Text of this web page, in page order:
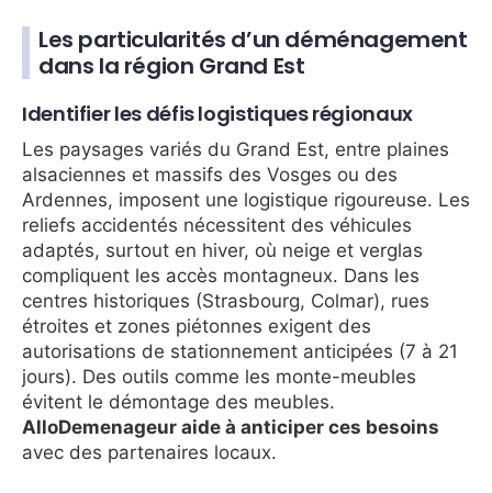
Les particularités d’un déménagement
dans la région Grand Est
Identifier les défis logistiques régionaux
Les paysages variés du Grand Est, entre plaines
alsaciennes et massifs des Vosges ou des
Ardennes, imposent une logistique rigoureuse. Les
reliefs accidentés nécessitent des véhicules
adaptés, surtout en hiver, où neige et verglas
compliquent les accès montagneux. Dans les
centres historiques (Strasbourg, Colmar), rues
étroites et zones piétonnes exigent des
autorisations de stationnement anticipées (7 à 21
jours). Des outils comme les monte-meubles
évitent le démontage des meubles.
AlloDemenageur aide à anticiper ces besoins
avec des partenaires locaux.